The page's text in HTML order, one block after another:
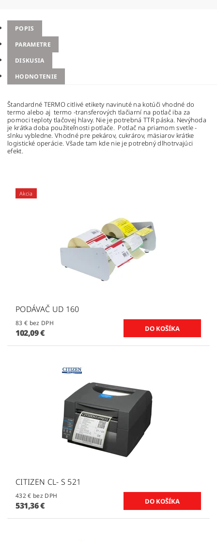
POPIS
PARAMETRE
DISKUSIA
HODNOTENIE
Štandardné TERMO citlivé etikety navinuté na kotúči vhodné do
termo alebo aj termo -transferových tlačiarní na potlač iba za
pomoci teploty tlačovej hlavy. Nie je potrebná TTR páska. Nevýhoda
je krátka doba použiteľnosti potlače. Potlač na priamom svetle -
slnku vybledne. Vhodné pre pekárov, cukrárov, mäsiarov krátke
logistické operácie. Všade tam kde nie je potrebný dlhotrvajúci
efekt.
Akcia
PODÁVAČ UD 160
83 € bez DPH
102,09 €
CITIZEN CL- S 521
432 € bez DPH
531,36 €